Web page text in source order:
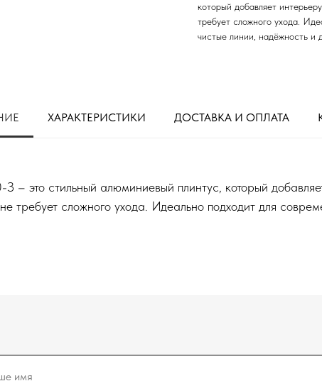
который добавляет
требует сложного ухода.
чистые линии, надёжность и
ХАРАКТЕРИСТИКИ ДОСТАВКА И ОПЛАТА
стильный алюминиевый плинтус, который
требует сложного ухода. Идеально подходит для